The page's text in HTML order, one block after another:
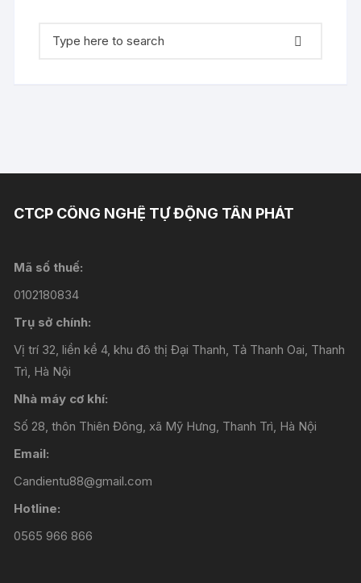
kiếm:
CTCP CÔNG NGHỆ TỰ ĐỘNG TÂN PHÁT
Mã số thuế:
0102180834
Trụ sở chính:
Vị trí 32, liền kề 4, khu đô thị Đại Thanh, Tả Thanh Oai, Thanh
Trì, Hà Nội
Nhà máy cơ khí:
Số 28, thôn Thiên Đông, xã Mỹ Hưng, Thanh Trì, Hà Nội
Email:
Candientu88@gmail.com
Hotline:
0565 966 866